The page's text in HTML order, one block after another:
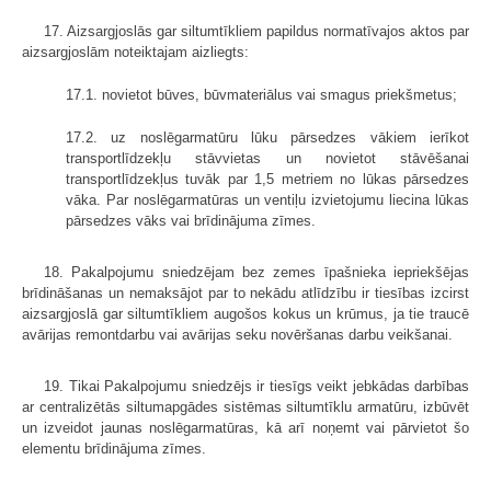
17. Aizsargjoslās gar siltumtīkliem papildus normatīvajos aktos par
aizsargjoslām noteiktajam aizliegts:
17.1. novietot būves, būvmateriālus vai smagus priekšmetus;
17.2. uz noslēgarmatūru lūku pārsedzes vākiem ierīkot
transportlīdzekļu stāvvietas un novietot stāvēšanai
transportlīdzekļus tuvāk par 1,5 metriem no lūkas pārsedzes
vāka. Par noslēgarmatūras un ventiļu izvietojumu liecina lūkas
pārsedzes vāks vai brīdinājuma zīmes.
18. Pakalpojumu sniedzējam bez zemes īpašnieka iepriekšējas
brīdināšanas un nemaksājot par to nekādu atlīdzību ir tiesības izcirst
aizsargjoslā gar siltumtīkliem augošos kokus un krūmus, ja tie traucē
avārijas remontdarbu vai avārijas seku novēršanas darbu veikšanai.
19. Tikai Pakalpojumu sniedzējs ir tiesīgs veikt jebkādas darbības
ar centralizētās siltumapgādes sistēmas siltumtīklu armatūru, izbūvēt
un izveidot jaunas noslēgarmatūras, kā arī noņemt vai pārvietot šo
elementu brīdinājuma zīmes.